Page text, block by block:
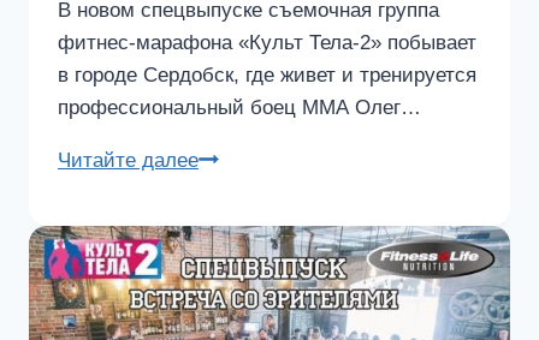
В новом спецвыпуске съемочная группа
фитнес-марафона «Культ Тела-2» побывает
в городе Сердобск, где живет и тренируется
профессиональный боец ММА Олег…
Читайте далееСпецвыпуск
Тела-2».
Бойцовский
мастер-
класс